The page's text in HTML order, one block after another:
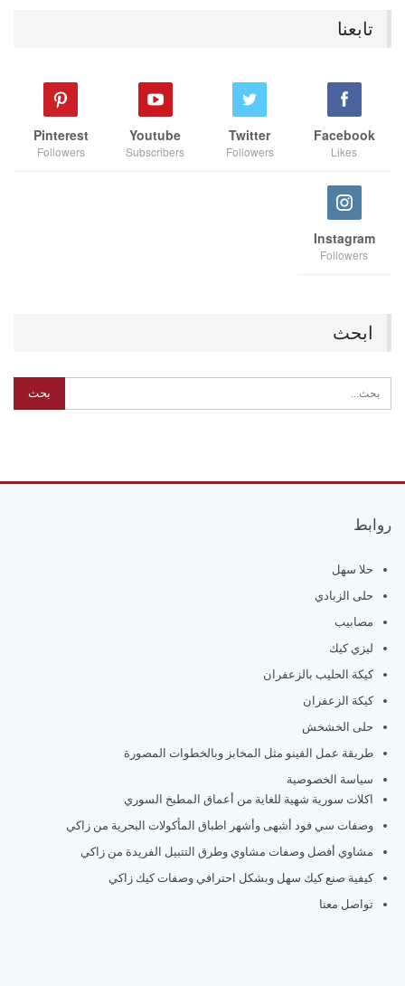
تابعنا
Facebook
Likes
Twitter
Followers
Youtube
Subscribers
Pinterest
Followers
Instagram
Followers
ابحث
روابط
حلا سهل
حلى الزبادي
مصابيب
ليزي كيك
كيكة الحليب بالزعفران
كيكة الزعفران
حلى الخشخش
طريقة عمل الفينو مثل المخابز وبالخطوات المصورة
سياسة الخصوصية
اكلات سورية شهية للغاية من أعماق المطبخ السوري
وصفات سي فود أشهى وأشهر اطباق المأكولات البحرية من زاكي
مشاوي أفضل وصفات مشاوي وطرق التتبيل الفريدة من زاكي
كيفية صنع كيك سهل وبشكل احترافي وصفات كيك زاكي
تواصل معنا